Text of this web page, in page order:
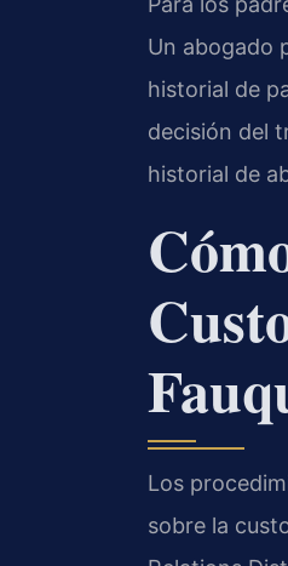
Un abogado
historial de
decisión del
historial de
Los
sobre la